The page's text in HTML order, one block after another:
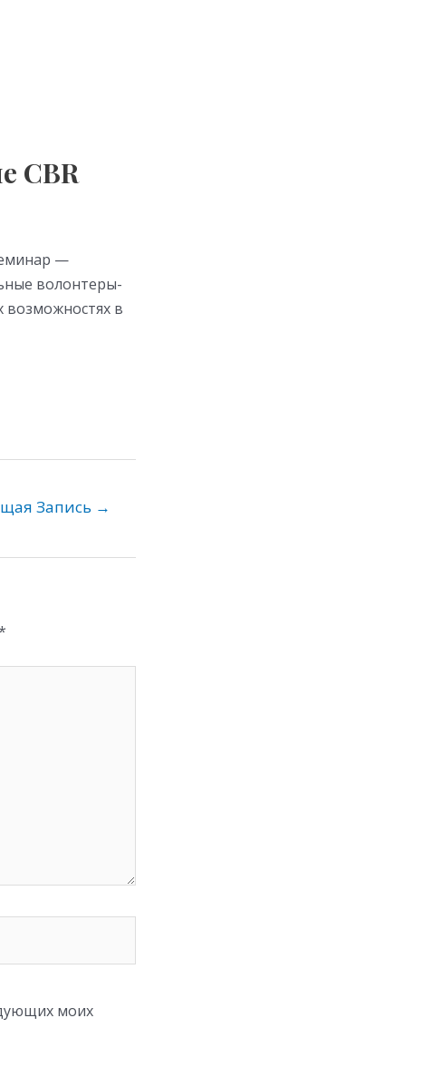
CBR
—
волонтеры-
возможностях в
Запись →
моих